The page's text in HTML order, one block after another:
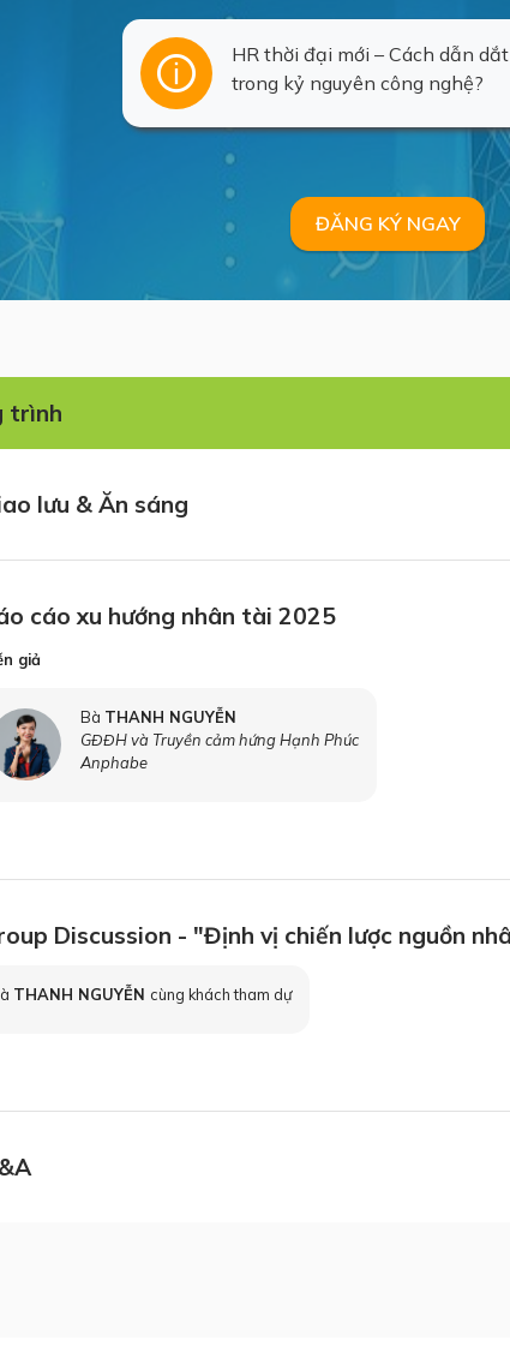
HR thời đại mới – Cách dẫn
trong kỷ nguyên công nghệ?
ĐĂNG KÝ NGAY
trình
lưu & Ăn sáng
cáo xu hướng nhân tài 2025
giả
Bà THANH NGUYỄN
GĐĐH và Truyền cảm hứng Hạnh Phúc
Anphabe
Discussion - "Định vị chiến lược nguồn
THANH NGUYỄN cùng khách tham dự